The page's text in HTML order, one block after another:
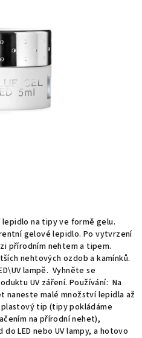
lepidlo na tipy ve formě gelu.
gelové lepidlo. Po vytvrzení
přírodním nehtem a tipem.
nehtových ozdob a kamínků.
lampě. Vyhněte se
UV záření. Používání: Na
naneste malé množství lepidla až
tip (tipy pokládáme
na přírodní nehet),
LED nebo UV lampy, a hotovo